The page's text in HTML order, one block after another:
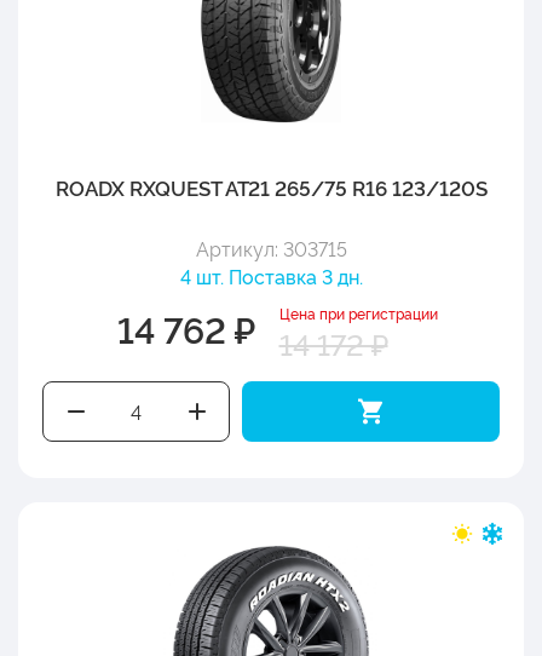
ROADX RXQUEST AT21 265/75 R16 123/120S
Артикул: 303715
4 шт. Поставка 3 дн.
14 762 ₽ Цена при регистрации
14 172 ₽